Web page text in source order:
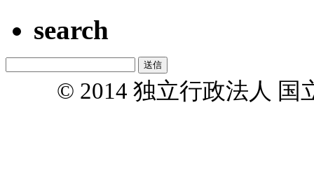
search
© 2014 独立行政法人 国